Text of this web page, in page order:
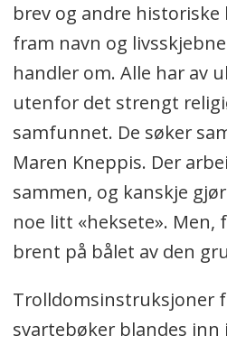
brev og andre
fram navn og
handler om. Alle har av
utenfor det strengt
samfunnet. De søker
Maren Kneppis. Der
sammen, og kanskje
noe litt «heksete». Men,
brent på bålet av den
Trolldomsinstruksjoner
svartebøker blandes